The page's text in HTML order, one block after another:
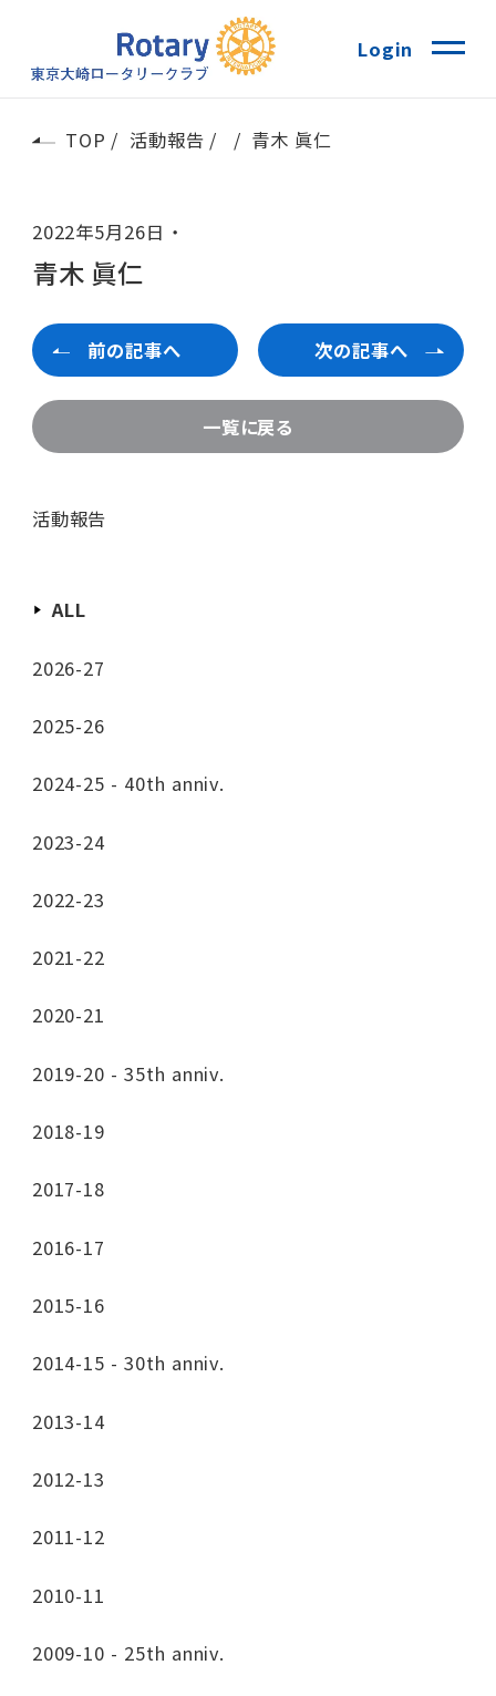
Login
TOP 活動報告 青木 眞仁
2022年5月26日
青木 眞仁
前の記事へ
一覧に戻る
次の記事へ
活動報告
ALL
2026-27
2025-26
2024-25 - 40th anniv.
2023-24
2022-23
2021-22
2020-21
2019-20 - 35th anniv.
2018-19
2017-18
2016-17
2015-16
2014-15 - 30th anniv.
2013-14
2012-13
2011-12
2010-11
2009-10 - 25th anniv.